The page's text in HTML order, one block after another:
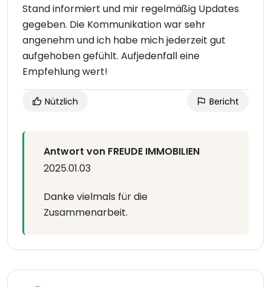
Stand informiert und mir regelmäßig Updates
gegeben. Die Kommunikation war sehr
angenehm und ich habe mich jederzeit gut
aufgehoben gefühlt. Aufjedenfall eine
Empfehlung wert!
Nützlich Bericht
Antwort von FREUDE IMMOBILIEN
2025.01.03
Danke vielmals für die
Zusammenarbeit.